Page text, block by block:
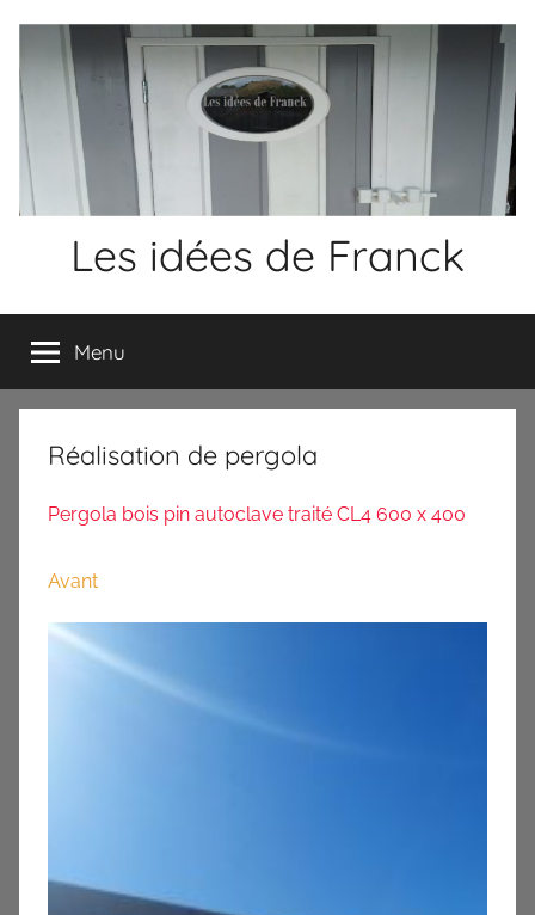
contenu
Les idées de Franck
Menu
Réalisation de pergola
Pergola bois pin autoclave traité CL4 600 x 400
Avant